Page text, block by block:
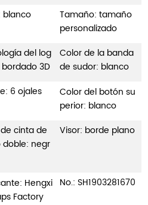
blanco
Tamaño: tamaño
personalizado
del log
3D
Color de la banda
de sudor: blanco
6 ojales
Color del botón su
perior: blanco
cinta de
doble: negr
Visor: borde plano
Hengxi
Factory
No.: SH1903281670